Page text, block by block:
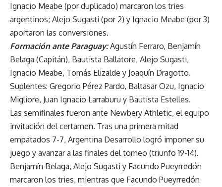
Ignacio Meabe (por duplicado) marcaron los tries
argentinos; Alejo Sugasti (por 2) y Ignacio Meabe (por 3)
aportaron las conversiones.
Formación ante Paraguay: Agustín Ferraro, Benjamín
Belaga (Capitán), Bautista Ballatore, Alejo Sugasti,
Ignacio Meabe, Tomás Elizalde y Joaquín Dragotto.
Suplentes: Gregorio Pérez Pardo, Baltasar Ozu, Ignacio
Migliore, Juan Ignacio Larraburu y Bautista Estelles.
Las semifinales fueron ante Newbery Athletic, el equipo
invitación del certamen. Tras una primera mitad
empatados 7-7, Argentina Desarrollo logró imponer su
juego y avanzar a las finales del torneo (triunfo 19-14).
Benjamín Belaga, Alejo Sugasti y Facundo Pueyrredón
marcaron los tries, mientras que Facundo Pueyrredón